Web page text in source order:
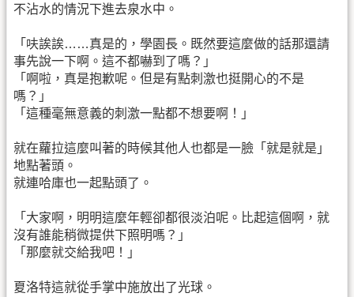
不沾水的情況下進去泉水中。
「呋誒誒……真是的，學園長。既然要這麼做的話那還請
事先說一下啊。這不都嚇到了嗎？」
「啊啦，真是抱歉呢。但是有點刺激也挺開心的不是
嗎？」
「這種毫無意義的刺激一點都不想要啊！」
就在蘿拉這麼叫著的時候其他人也都是一臉「就是就是」
地點著頭。
就連哈庫也一起點頭了。
「大家啊，明明這麼年輕卻都很淡泊呢。比起這個啊，就
沒有誰能稍微提供下照明嗎？」
「那麼就交給我吧！」
夏洛特這就從手掌中施放出了光球。